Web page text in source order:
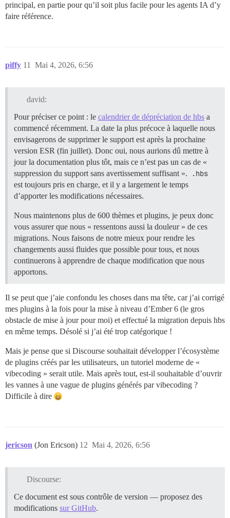
principal, en partie pour qu’il soit plus facile pour les agents IA d’y
faire référence.
piffy Mai 4, 2026, 6:56
11
david:
Pour préciser ce point : le calendrier de dépréciation de hbs a
commencé récemment. La date la plus précoce à laquelle nous
envisagerons de supprimer le support est après la prochaine
version ESR (fin juillet). Donc oui, nous aurions dû mettre à
jour la documentation plus tôt, mais ce n’est pas un cas de «
suppression du support sans avertissement suffisant ».
.hbs
est toujours pris en charge, et il y a largement le temps
d’apporter les modifications nécessaires.
Nous maintenons plus de 600 thèmes et plugins, je peux donc
vous assurer que nous « ressentons aussi la douleur » de ces
migrations. Nous faisons de notre mieux pour rendre les
changements aussi fluides que possible pour tous, et nous
continuerons à apprendre de chaque modification que nous
apportons.
Il se peut que j’aie confondu les choses dans ma tête, car j’ai corrigé
mes plugins à la fois pour la mise à niveau d’Ember 6 (le gros
obstacle de mise à jour pour moi) et effectué la migration depuis hbs
en même temps. Désolé si j’ai été trop catégorique !
Mais je pense que si Discourse souhaitait développer l’écosystème
de plugins créés par les utilisateurs, un tutoriel moderne de «
vibecoding » serait utile. Mais après tout, est-il souhaitable d’ouvrir
les vannes à une vague de plugins générés par vibecoding ?
Difficile à dire
jericson (Jon Ericson) Mai 4, 2026, 6:56
12
Discourse:
Ce document est sous contrôle de version — proposez des
modifications sur GitHub.